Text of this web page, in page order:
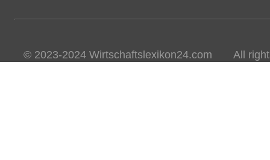
© 2023-2024 Wirtschaftslexikon24.com All